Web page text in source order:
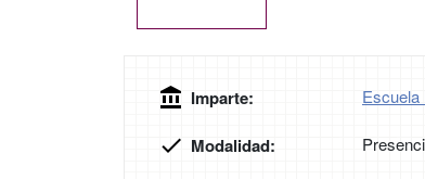
Imparte: Escuela
Modalidad: